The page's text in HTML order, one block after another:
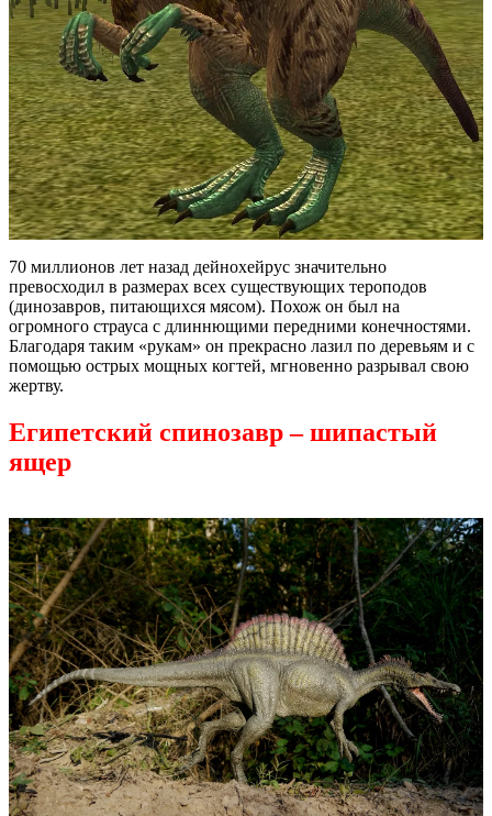
70 миллионов лет назад дейнохейрус значительно
превосходил в размерах всех существующих тероподов
(динозавров, питающихся мясом). Похож он был на
огромного страуса с длиннющими передними конечностями.
Благодаря таким «рукам» он прекрасно лазил по деревьям и с
помощью острых мощных когтей, мгновенно разрывал свою
жертву.
Египетский спинозавр – шипастый
ящер